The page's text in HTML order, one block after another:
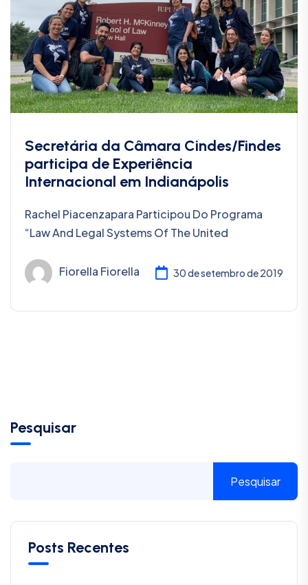
Secretária da Câmara Cindes/Findes
participa de Experiência
Internacional em Indianápolis
Rachel Piacenzapara Participou Do Programa
“Law And Legal Systems Of The United
Fiorella Fiorella 30 de setembro de 2019
Pesquisar
Pesquisar
Posts Recentes